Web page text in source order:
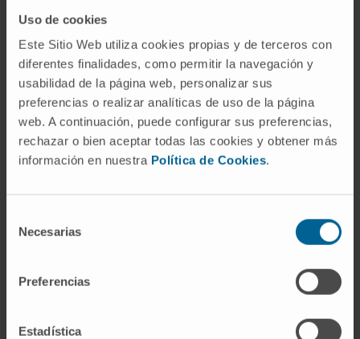
Uso de cookies
Este Sitio Web utiliza cookies propias y de terceros con
diferentes finalidades, como permitir la navegación y
usabilidad de la página web, personalizar sus
preferencias o realizar analíticas de uso de la página
web. A continuación, puede configurar sus preferencias,
rechazar o bien aceptar todas las cookies y obtener más
información en nuestra Política de Cookies.
Necesarias
Preferencias
Estadística
Servicio de Farmacia
Sede Madrid
Dr. Xabier Abasolo Tamayo
Especialista
Servicio de Farmacia
Sede Pamplona